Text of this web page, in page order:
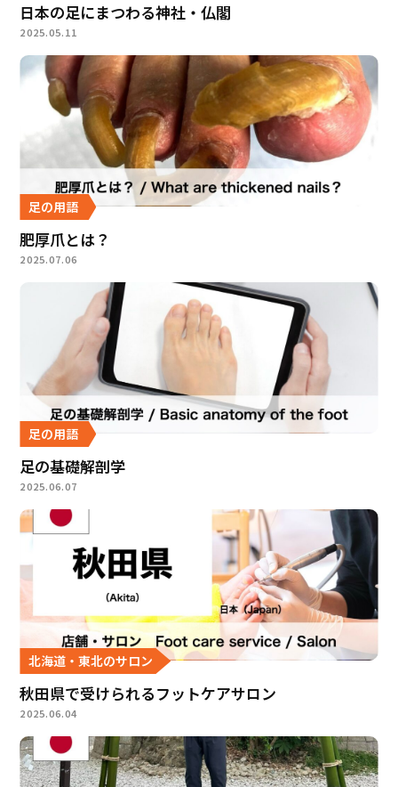
日本の足にまつわる神社・仏閣
2025.05.11
足の用語
肥厚爪とは？
2025.07.06
足の用語
足の基礎解剖学
2025.06.07
北海道・東北のサロン
秋田県で受けられるフットケアサロン
2025.06.04